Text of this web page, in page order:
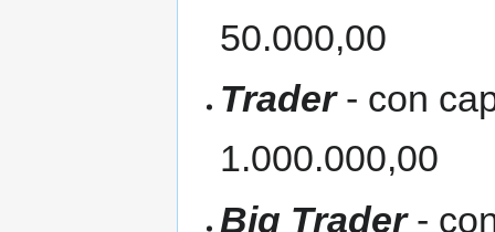
50.000,00
Trader- con
1.000.000,00
Big Trader-